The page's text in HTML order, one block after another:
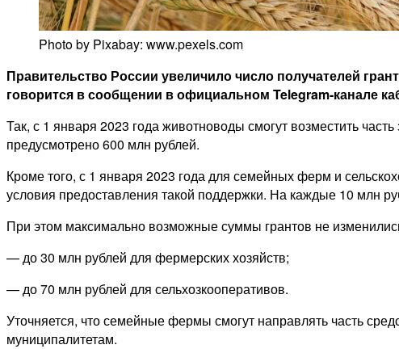
Photo by Pixabay: www.pexels.com
Правительство России увеличило число получателей
говорится в сообщении в официальном Telegram-канале
Так, с 1 января 2023 года животноводы смогут возместить
предусмотрено 600 млн рублей.
Кроме того, с 1 января 2023 года для семейных ферм и
условия предоставления такой поддержки. На каждые 10 млн
При этом максимально возможные суммы грантов не
— до 30 млн рублей для фермерских хозяйств;
— до 70 млн рублей для сельхозкооперативов.
Уточняется, что семейные фермы смогут направлять часть
муниципалитетам.